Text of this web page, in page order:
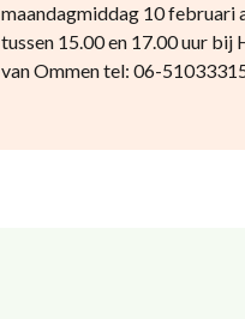
maandagmiddag 10 februari
tussen 15.00 en 17.00 uur bij
van Ommen tel: 06-